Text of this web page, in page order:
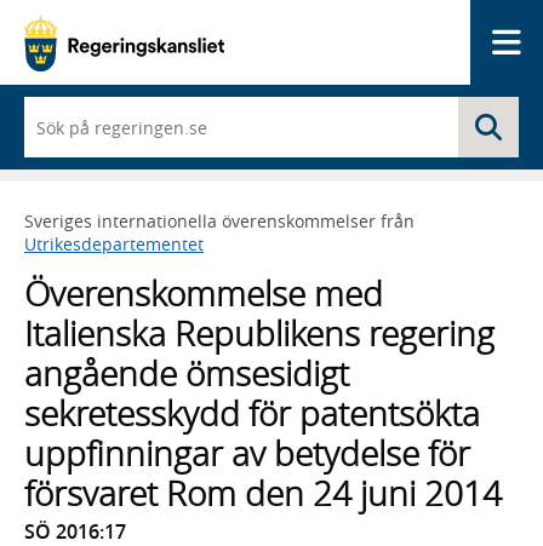
du
börjar
skriva
framträder
en
med
sökförslag
Sveriges internationella överenskommelser från
Utrikesdepartementet
Överenskommelse med
Italienska Republikens regering
angående ömsesidigt
sekretesskydd för patentsökta
uppfinningar av betydelse för
försvaret Rom den 24 juni 2014
SÖ 2016:17